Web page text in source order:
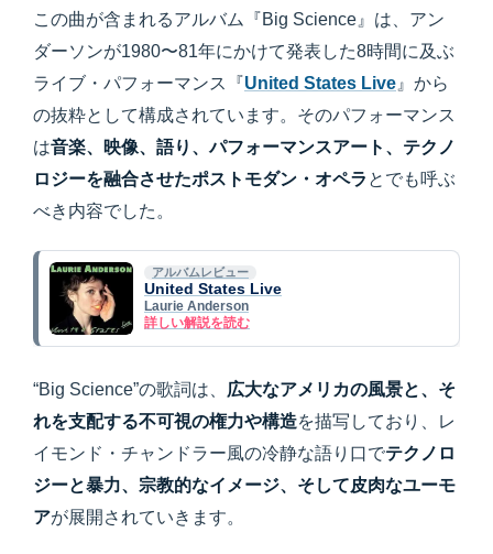
この曲が含まれるアルバム『Big Science』は、アン
ダーソンが1980〜81年にかけて発表した8時間に及ぶ
ライブ・パフォーマンス『United States Live 』から
の抜粋として構成されています。そのパフォーマンス
は音楽、映像、語り、パフォーマンスアート、テクノ
ロジーを融合させたポストモダン・オペラ とでも呼ぶ
べき内容でした。
アルバムレビュー
United States Live
Laurie Anderson
詳しい解説を読む
“Big Science”の歌詞は、 広大なアメリカの風景と、そ
れを支配する不可視の権力や構造を描写しており、レ
イモンド・チャンドラー風の冷静な語り口でテクノロ
ジーと暴力、宗教的なイメージ、そして皮肉なユーモ
アが展開されていきます。